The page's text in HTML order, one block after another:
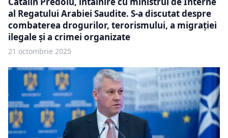
al Regatului Arabiei Saudite. S-a discutat despre
combaterea drogurilor, terorismului, a migrației
ilegale și a crimei organizate
21 octombrie 2025